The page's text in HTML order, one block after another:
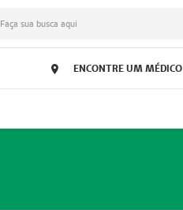
Faça sua busca aqui
ENCONTRE UM MÉDICO